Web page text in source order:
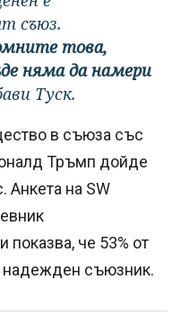
съюз.
това,
няма да намери
Туск.
в съюза със
Тръмп дойде
Анкета на SW
показва, че 53% от
надежден съюзник.